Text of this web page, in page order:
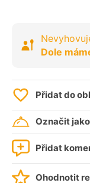
Dole
Přidat do
Označit
Přidat
Ohodnotit